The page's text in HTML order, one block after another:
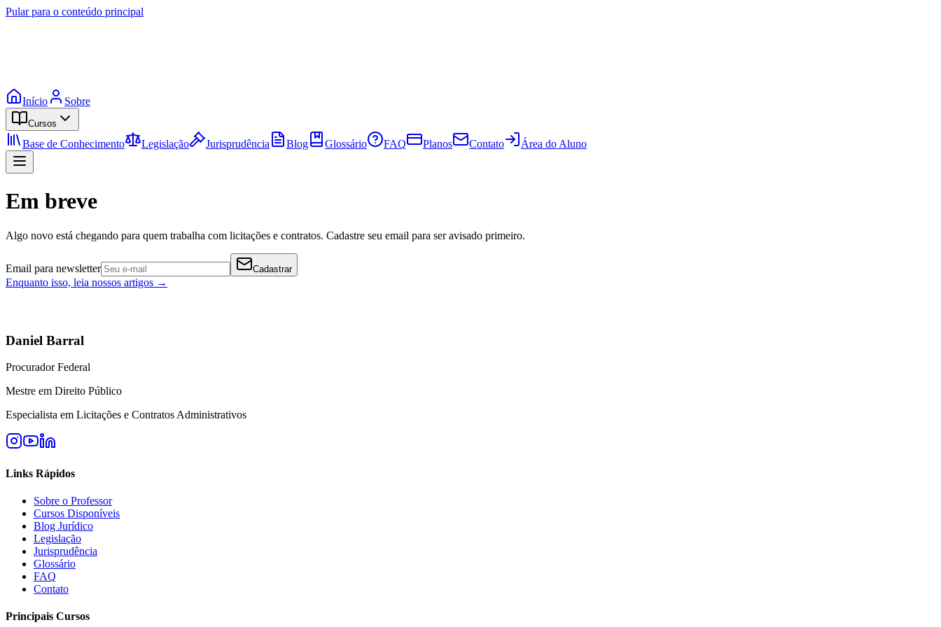
Pular para o conteúdo principal
Início Sobre
Cursos
Base de Conhecimento Legislação Jurisprudência Blog Glossário FAQ Planos Contato Área do Aluno
Em breve
Algo novo está chegando para quem trabalha com licitações e contratos. Cadastre seu email para ser avisado primeiro.
Email para newsletter Cadastrar
Enquanto isso, leia nossos artigos →
Daniel Barral
Procurador Federal
Mestre em Direito Público
Especialista em Licitações e Contratos Administrativos
Links Rápidos
Sobre o Professor
Cursos Disponíveis
Blog Jurídico
Legislação
Jurisprudência
Glossário
FAQ
Contato
Principais Cursos